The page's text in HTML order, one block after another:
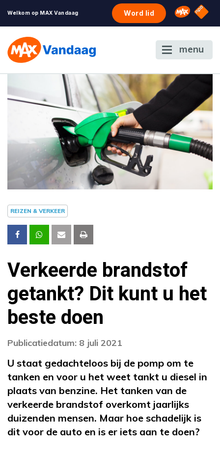
Welkom op MAX Vandaag Word lid Omroep
NPO
menu
REIZEN & VERKEER
Verkeerde brandstof
getankt? Dit kunt u het
beste doen
Publicatiedatum: 8 juli 2021
U staat gedachteloos bij de pomp om te
tanken en voor u het weet tankt u diesel in
plaats van benzine. Het tanken van de
verkeerde brandstof overkomt jaarlijks
duizenden mensen. Maar hoe schadelijk is
dit voor de auto en is er iets aan te doen?